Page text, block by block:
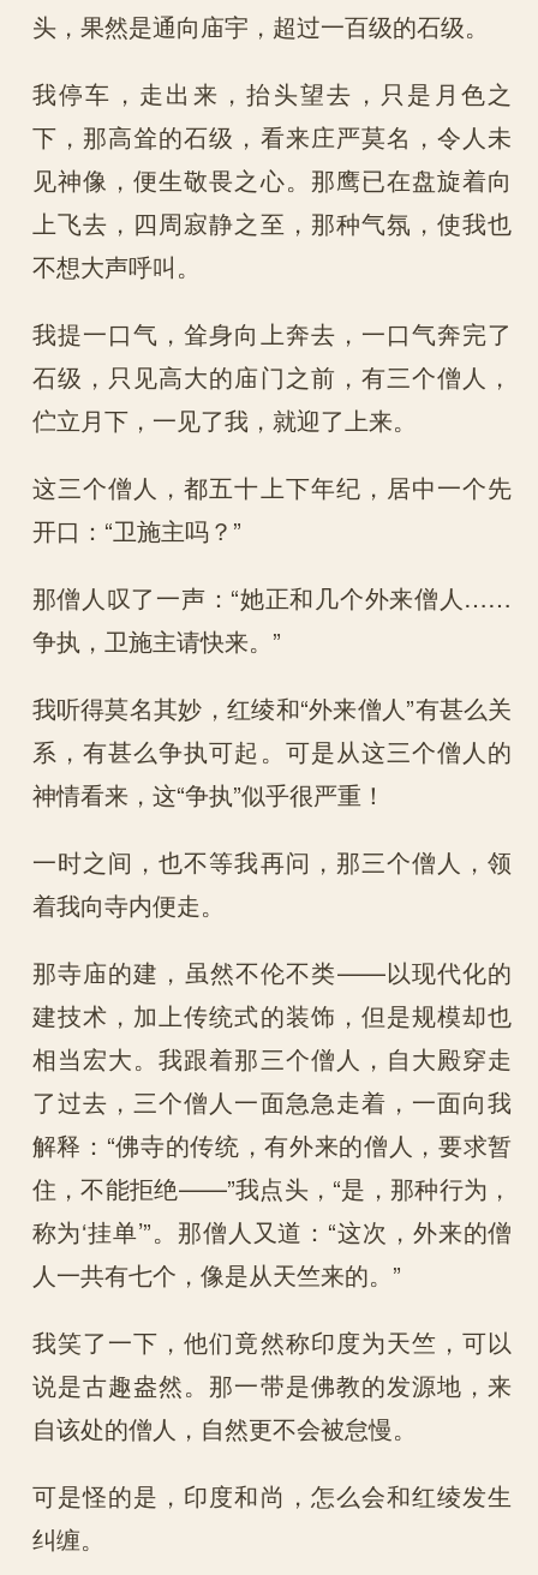
头，果然是通向庙宇，超过一百级的石级。
我停车，走出来，抬头望去，只是月色之
下，那高耸的石级，看来庄严莫名，令人未
见神像，便生敬畏之心。那鹰已在盘旋着向
上飞去，四周寂静之至，那种气氛，使我也
不想大声呼叫。
我提一口气，耸身向上奔去，一口气奔完了
石级，只见高大的庙门之前，有三个僧人，
伫立月下，一见了我，就迎了上来。
这三个僧人，都五十上下年纪，居中一个先
开口：“卫施主吗？”
那僧人叹了一声：“她正和几个外来僧人……
争执，卫施主请快来。”
我听得莫名其妙，红绫和“外来僧人”有甚么关
系，有甚么争执可起。可是从这三个僧人的
神情看来，这“争执”似乎很严重！
一时之间，也不等我再问，那三个僧人，领
着我向寺内便走。
那寺庙的建，虽然不伦不类——以现代化的
建技术，加上传统式的装饰，但是规模却也
相当宏大。我跟着那三个僧人，自大殿穿走
了过去，三个僧人一面急急走着，一面向我
解释：“佛寺的传统，有外来的僧人，要求暂
住，不能拒绝——”我点头，“是，那种行为，
称为‘挂单’”。那僧人又道：“这次，外来的僧
人一共有七个，像是从天竺来的。”
我笑了一下，他们竟然称印度为天竺，可以
说是古趣盎然。那一带是佛教的发源地，来
自该处的僧人，自然更不会被怠慢。
可是怪的是，印度和尚，怎么会和红绫发生
纠缠。